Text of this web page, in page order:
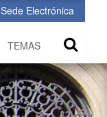
Sede Electrónica
TEMAS